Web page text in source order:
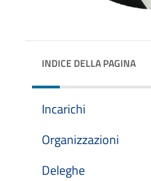
INDICE DELLA PAGINA
Incarichi
Organizzazioni
Deleghe